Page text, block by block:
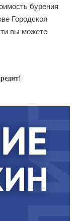
бурения
Городскоя
вы можете